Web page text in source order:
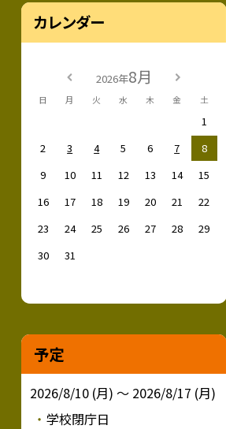
カレンダー
2026年8月
日 月 火 水 木 金 土
1
2
3 4 5 6 7
8
9
10 11 12 13 14
15
16
17 18 19 20 21
22
23
24 25 26 27 28
29
30
31
予定
2026/8/10 (月) ～ 2026/8/17 (月)
学校閉庁日